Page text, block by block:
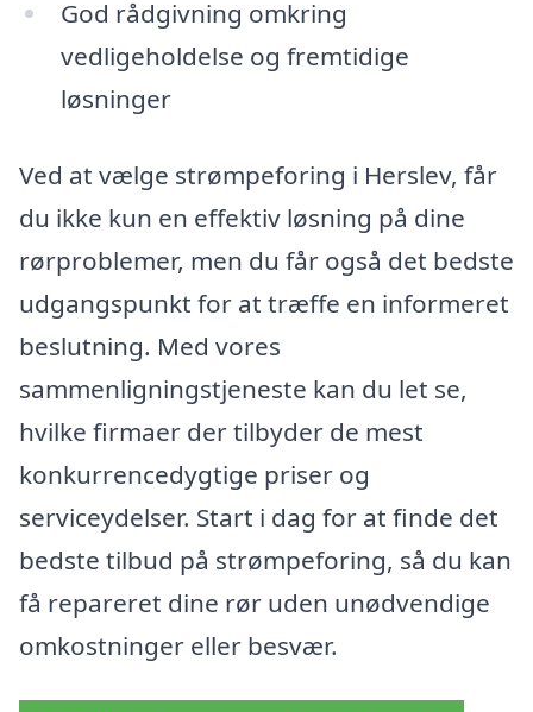
God rådgivning omkring
vedligeholdelse og fremtidige
løsninger
Ved at vælge strømpeforing i Herslev, får
du ikke kun en effektiv løsning på dine
rørproblemer, men du får også det bedste
udgangspunkt for at træffe en informeret
beslutning. Med vores
sammenligningstjeneste kan du let se,
hvilke firmaer der tilbyder de mest
konkurrencedygtige priser og
serviceydelser. Start i dag for at finde det
bedste tilbud på strømpeforing, så du kan
få repareret dine rør uden unødvendige
omkostninger eller besvær.